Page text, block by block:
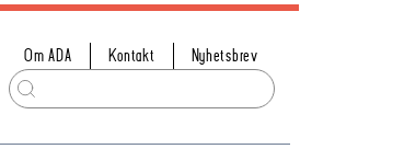
Om ADA Kontakt Nyhetsbrev